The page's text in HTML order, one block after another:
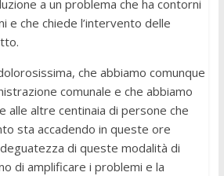
a un problema che ha contorni
e che chiede l’intervento delle
che abbiamo comunque
comunale e che abbiamo
alle altre centinaia di persone che
sta accadendo in queste ore
di queste modalità di
di amplificare i problemi e la